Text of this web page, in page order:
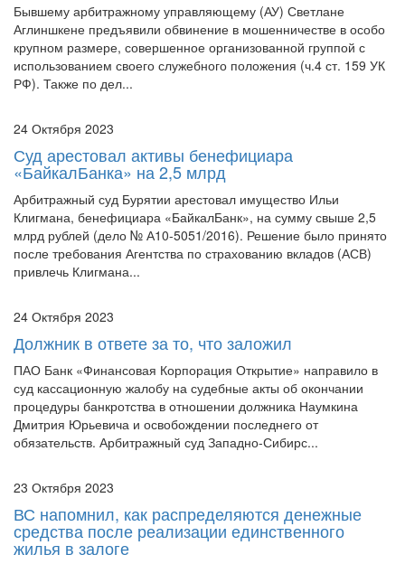
Бывшему арбитражному управляющему (АУ) Светлане
Аглиншкене предъявили обвинение в мошенничестве в особо
крупном размере, совершенное организованной группой с
использованием своего служебного положения (ч.4 ст. 159 УК
РФ). Также по дел...
24 Октября 2023
Суд арестовал активы бенефициара
«БайкалБанка» на 2,5 млрд
Арбитражный суд Бурятии арестовал имущество Ильи
Клигмана, бенефициара «БайкалБанк», на сумму свыше 2,5
млрд рублей (дело № А10-5051/2016). Решение было принято
после требования Агентства по страхованию вкладов (АСВ)
привлечь Клигмана...
24 Октября 2023
Должник в ответе за то, что заложил
ПАО Банк «Финансовая Корпорация Открытие» направило в
суд кассационную жалобу на судебные акты об окончании
процедуры банкротства в отношении должника Наумкина
Дмитрия Юрьевича и освобождении последнего от
обязательств. Арбитражный суд Западно-Сибирс...
23 Октября 2023
ВС напомнил, как распределяются денежные
средства после реализации единственного
жилья в залоге